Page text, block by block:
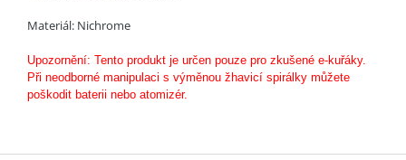
Materiál: Nichrome
Upozornění: Tento produkt je určen pouze pro zkušené e-kuřáky.
Při neodborné manipulaci s výměnou žhavicí spirálky můžete
poškodit baterii nebo atomizér.